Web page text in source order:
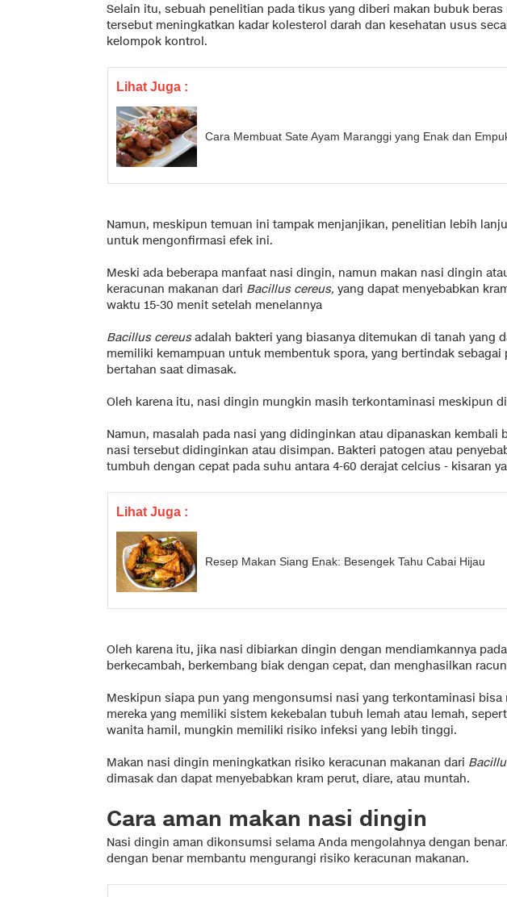
Selain itu, sebuah penelitian pada tikus yang diberi makan bubuk
tersebut meningkatkan kadar kolesterol darah dan kesehatan usus
kelompok kontrol.
Lihat Juga :
Cara Membuat Sate Ayam Maranggi yang Enak dan
Namun, meskipun temuan ini tampak menjanjikan, penelitian lebih
untuk mengonfirmasi efek ini.
Meski ada beberapa manfaat nasi dingin, namun makan nasi dingin
keracunan makanan dari Bacillus cereus, yang dapat menyebabkan
waktu 15-30 menit setelah menelannya
Bacillus cereusadalah bakteri yang biasanya ditemukan di tanah yang
memiliki kemampuan untuk membentuk spora, yang bertindak
bertahan saat dimasak.
Oleh karena itu, nasi dingin mungkin masih terkontaminasi meskipun
Namun, masalah pada nasi yang didinginkan atau dipanaskan kembali
nasi tersebut didinginkan atau disimpan. Bakteri patogen atau
tumbuh dengan cepat pada suhu antara 4-60 derajat celcius - kisaran
Lihat Juga :
Resep Makan Siang Enak: Besengek Tahu Cabai Hijau
Oleh karena itu, jika nasi dibiarkan dingin dengan mendiamkannya
berkecambah, berkembang biak dengan cepat, dan menghasilkan
Meskipun siapa pun yang mengonsumsi nasi yang terkontaminasi bisa
mereka yang memiliki sistem kekebalan tubuh lemah atau lemah,
wanita hamil, mungkin memiliki risiko infeksi yang lebih tinggi.
Makan nasi dingin meningkatkan risiko keracunan makanan dari
dimasak dan dapat menyebabkan kram perut, diare, atau muntah.
Cara aman makan nasi dingin
Nasi dingin aman dikonsumsi selama Anda mengolahnya dengan
dengan benar membantu mengurangi risiko keracunan makanan.